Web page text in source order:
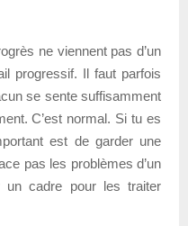
ne viennent pas d’un
progressif. Il faut parfois
se sente suffisamment
C’est normal. Si tu es
est de garder une
pas les problèmes d’un
un cadre pour les traiter